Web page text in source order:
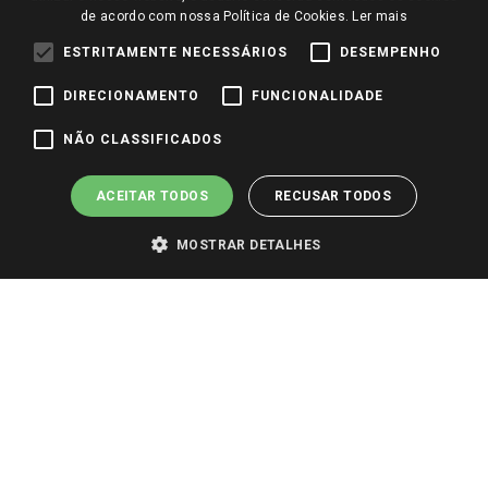
Trabalhe Conosco
Identidade Visual
Pagamento e Segurança
de acordo com nossa Política de Cookies. Ler mais
ESTRITAMENTE NECESSÁRIOS DESEMPENHO
DIRECIONAMENTO FUNCIONALIDADE
NÃO CLASSIFICADOS
ACEITAR TODOS RECUSAR TODOS
MOSTRAR DETALHES